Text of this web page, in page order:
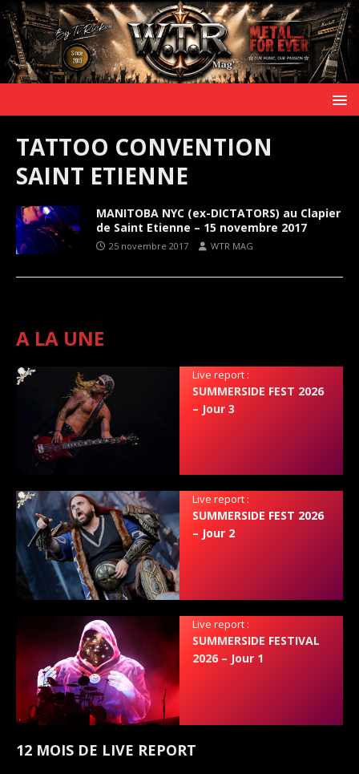
TATTOO CONVENTION
SAINT ETIENNE
MANITOBA NYC (ex-DICTATORS) au Clapier
de Saint Etienne – 15 novembre 2017
25 novembre 2017 WTR MAG
A LA UNE
Live report :
SUMMERSIDE FEST 2026
– Jour 3
Live report :
SUMMERSIDE FEST 2026
– Jour 2
Live report :
SUMMERSIDE FESTIVAL
2026 – Jour 1
12 MOIS DE LIVE REPORT